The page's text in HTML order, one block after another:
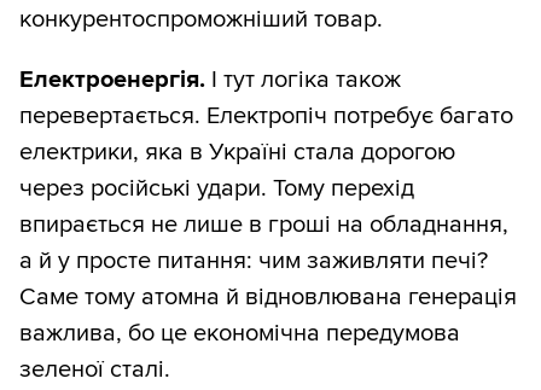
конкурентоспроможніший товар.
Електроенергія. І тут логіка також
перевертається. Електропіч потребує багато
електрики, яка в Україні стала дорогою
через російські удари. Тому перехід
впирається не лише в гроші на обладнання,
а й у просте питання: чим заживляти печі?
Саме тому атомна й відновлювана генерація
важлива, бо це економічна передумова
зеленої сталі.